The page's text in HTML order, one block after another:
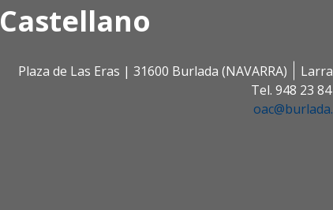
Castellano
Plaza de Las Eras | 31600 Burlada (NAVARRA)
Tel. 948 23